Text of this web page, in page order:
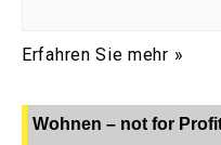
Erfahren Sie mehr »
Wohnen – not for